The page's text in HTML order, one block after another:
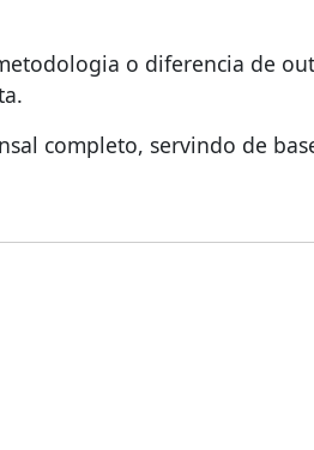
o diferencia de
completo, servindo de